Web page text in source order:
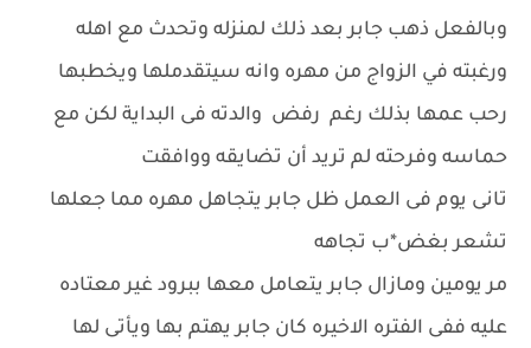
وبالفعل ذهب جابر بعد ذلك لمنزله وتحدث مع اهله
ورغبته في الزواج من مهره وانه سيتقدملها ويخطبها
رحب عمها بذلك رغم رفض والدته فى البداية لكن مع
حماسه وفرحته لم تريد أن تضايقه ووافقت
تانى يوم فى العمل ظل جابر يتجاهل مهره مما جعلها
تشعر بغض*ب تجاهه
مر يومين ومازال جابر يتعامل معها ببرود غير معتاده
عليه ففى الفتره الاخيره كان جابر يهتم بها ويأتى لها